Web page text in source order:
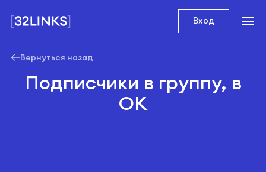
Вход
Вернуться назад
Подписчики в группу, в
ОК